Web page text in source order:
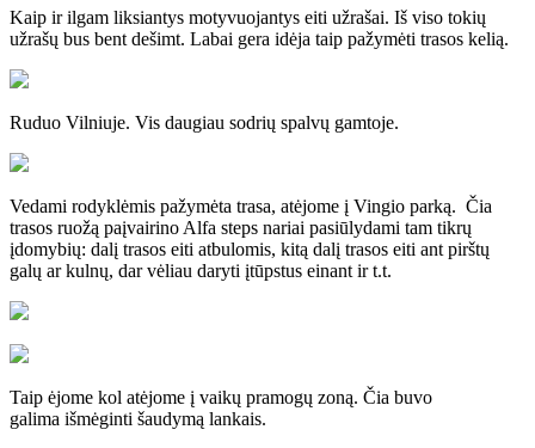
Kaip ir ilgam liksiantys motyvuojantys eiti užrašai. Iš viso tokių
užrašų bus bent dešimt. Labai gera idėja taip pažymėti trasos kelią.
Ruduo Vilniuje. Vis daugiau sodrių spalvų gamtoje.
Vedami rodyklėmis pažymėta trasa, atėjome į Vingio parką. Čia
trasos ruožą paįvairino Alfa steps nariai pasiūlydami tam tikrų
įdomybių: dalį trasos eiti atbulomis, kitą dalį trasos eiti ant pirštų
galų ar kulnų, dar vėliau daryti įtūpstus einant ir t.t.
Taip ėjome kol atėjome į vaikų pramogų zoną. Čia buvo
galima išmėginti šaudymą lankais.